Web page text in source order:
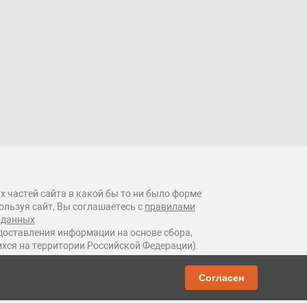
частей сайта в какой бы то ни было форме
сайт, Вы соглашаетесь с правилами
информации на основе сбора,
на территории Российской Федерации).
Согласен